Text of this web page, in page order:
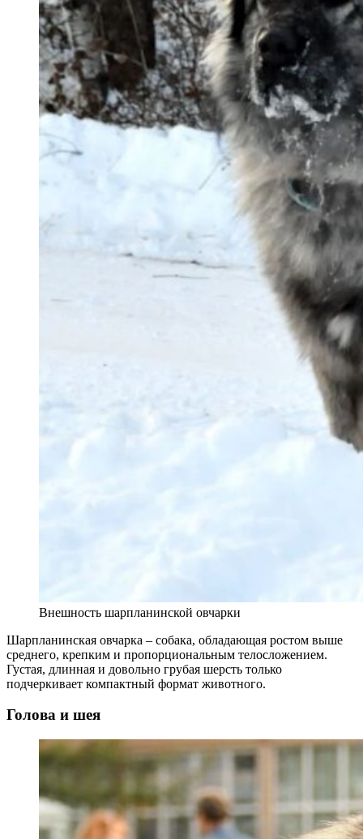
Внешность шарпланинской овчарки
Шарпланинская овчарка – собака, обладающая ростом выше
среднего, крепким и пропорциональным телосложением.
Густая, длинная и довольно грубая шерсть только
подчеркивает компактный формат животного.
Голова и шея